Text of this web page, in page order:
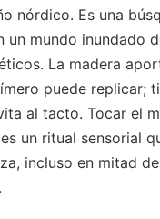
nórdico. Es una
un mundo inundado
La madera
puede replicar;
al tacto. Tocar el
un ritual sensorial
incluso en mitad